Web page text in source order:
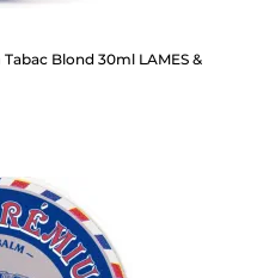
Blond 30ml LAMES &